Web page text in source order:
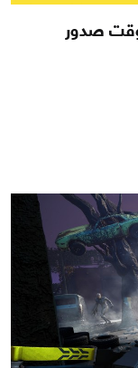
0
صدور